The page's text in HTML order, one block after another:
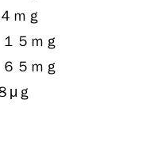
ｍｇ
５ｍｇ
５ｍｇ
μｇ